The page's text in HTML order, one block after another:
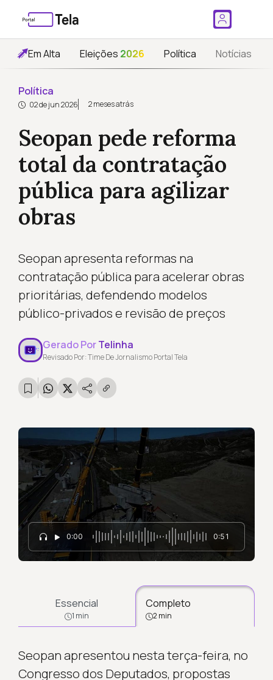
Em Alta Eleições 2026 Política Notícias
Política
02 de jun 2026 2 meses atrás
Seopan pede reforma
total da contratação
pública para agilizar
obras
Seopan apresenta reformas na
contratação pública para acelerar obras
prioritárias, defendendo modelos
público-privados e revisão de preços
Gerado PorTelinha
Revisado Por: Time De Jornalismo Portal Tela
0:00 0:51
Essencial
1 min
Completo
2 min
Seopan apresentou nesta terça-feira, no
Congresso dos Deputados, propostas